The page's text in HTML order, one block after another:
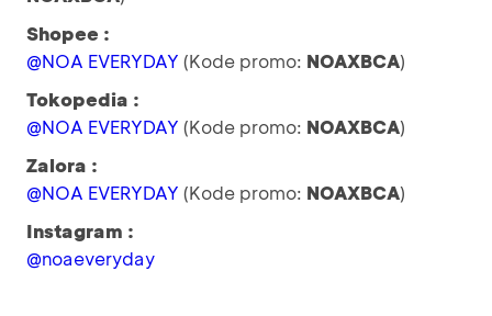
Shopee :
@NOA EVERYDAY (Kode promo: NOAXBCA)
Tokopedia :
@NOA EVERYDAY (Kode promo: NOAXBCA)
Zalora :
@NOA EVERYDAY (Kode promo: NOAXBCA)
Instagram :
@noaeveryday